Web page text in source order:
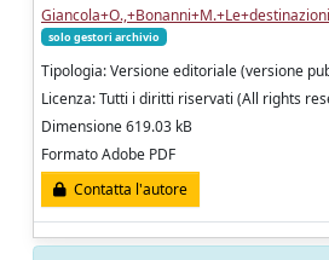
solo gestori archivio
Tipologia: Versione editoriale (versione
Licenza: Tutti i diritti riservati (All rights
Dimensione 619.03 kB
Formato Adobe PDF
Contatta l'autore